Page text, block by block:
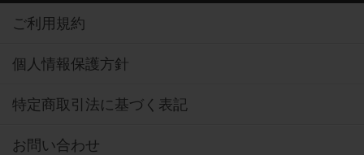
ご利用規約
個人情報保護方針
特定商取引法に基づく表記
お問い合わせ